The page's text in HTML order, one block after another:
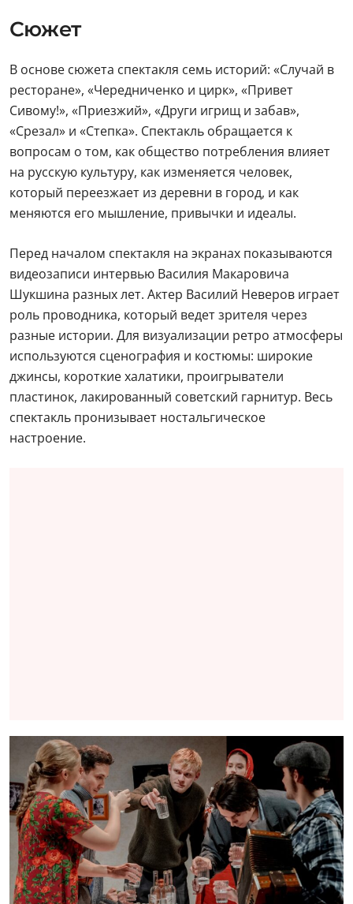
Сюжет
В основе сюжета спектакля семь историй: «Случай в
ресторане», «Чередниченко и цирк», «Привет
Сивому!», «Приезжий», «Други игрищ и забав»,
«Срезал» и «Степка». Спектакль обращается к
вопросам о том, как общество потребления влияет
на русскую культуру, как изменяется человек,
который переезжает из деревни в город, и как
меняются его мышление, привычки и идеалы.
Перед началом спектакля на экранах показываются
видеозаписи интервью Василия Макаровича
Шукшина разных лет. Актер Василий Неверов играет
роль проводника, который ведет зрителя через
разные истории. Для визуализации ретро атмосферы
используются сценография и костюмы: широкие
джинсы, короткие халатики, проигрыватели
пластинок, лакированный советский гарнитур. Весь
спектакль пронизывает ностальгическое
настроение.